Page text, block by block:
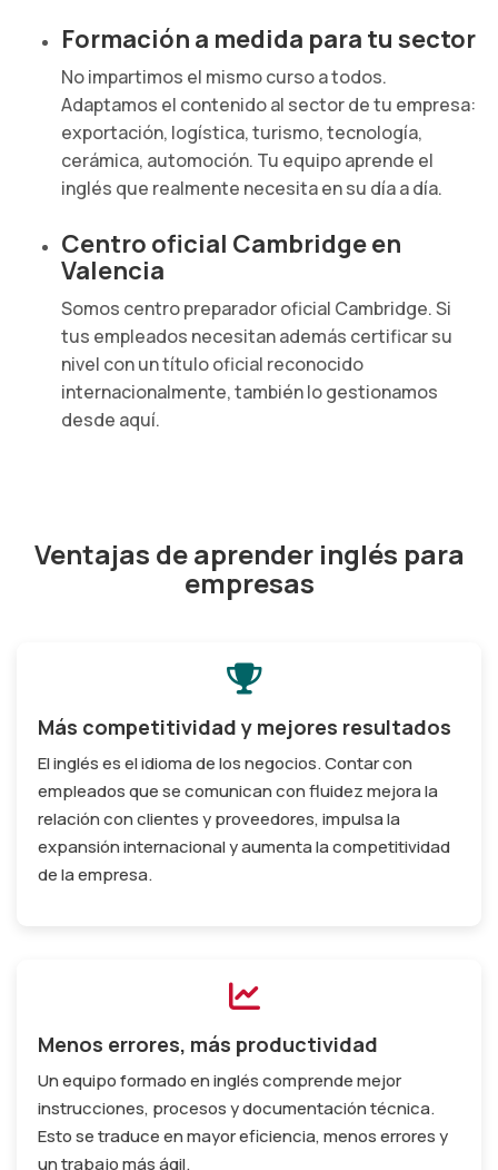
Formación a medida para tu sector
No impartimos el mismo curso a todos.
Adaptamos el contenido al sector de tu empresa:
exportación, logística, turismo, tecnología,
cerámica, automoción. Tu equipo aprende el
inglés que realmente necesita en su día a día.
Centro oficial Cambridge en
Valencia
Somos centro preparador oficial Cambridge. Si
tus empleados necesitan además certificar su
nivel con un título oficial reconocido
internacionalmente, también lo gestionamos
desde aquí.
Ventajas de aprender inglés para
empresas
Más competitividad y mejores resultados
El inglés es el idioma de los negocios. Contar con
empleados que se comunican con fluidez mejora la
relación con clientes y proveedores, impulsa la
expansión internacional y aumenta la competitividad
de la empresa.
Menos errores, más productividad
Un equipo formado en inglés comprende mejor
instrucciones, procesos y documentación técnica.
Esto se traduce en mayor eficiencia, menos errores y
un trabajo más ágil.